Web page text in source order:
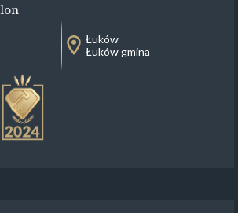
Łuków
Łuków gmina